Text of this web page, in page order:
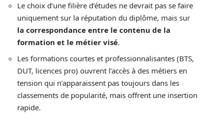
Le choix d’une filière d’études ne devrait pas se faire
uniquement sur la réputation du diplôme, mais sur
la correspondance entre le contenu de la
formation et le métier visé.
Les formations courtes et professionnalisantes (BTS,
DUT, licences pro) ouvrent l’accès à des métiers en
tension qui n’apparaissent pas toujours dans les
classements de popularité, mais offrent une insertion
rapide.